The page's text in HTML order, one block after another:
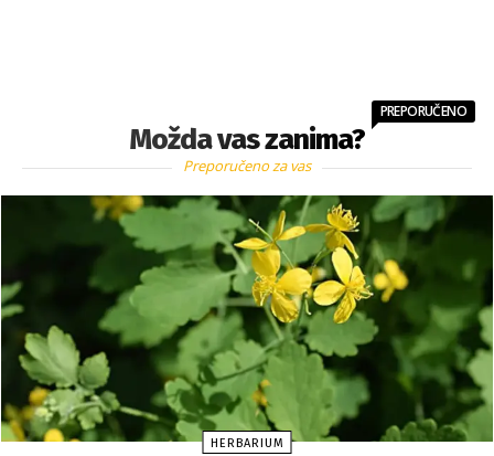
Možda vas zanima?
PREPORUČENO
Preporučeno za vas
HERBARIUM